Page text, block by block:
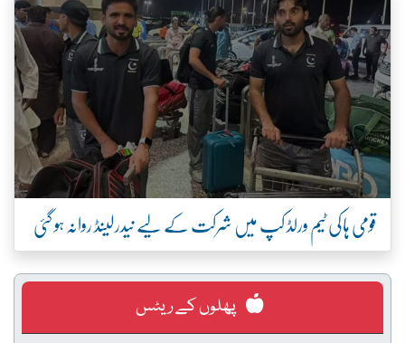
قومی ہاکی ٹیم ورلڈ کپ میں شرکت کے لیے نیدرلینڈ روانہ ہو گئی
پھلوں کے ریٹس